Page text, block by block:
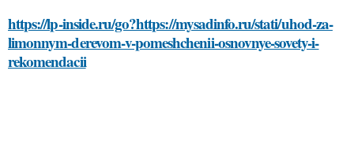
https://lp-inside.ru/go?https://mysadinfo.ru/stati/uhod-za-
limonnym-derevom-v-pomeshchenii-osnovnye-sovety-i-
rekomendacii